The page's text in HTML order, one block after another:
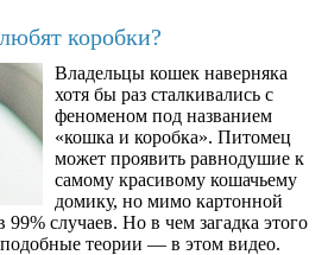
коробки?
Владельцы кошек наверняка
хотя бы раз сталкивались с
феноменом под названием
«кошка и коробка». Питомец
может проявить равнодушие к
самому красивому кошачьему
домику, но мимо картонной
случаев. Но в чем загадка этого
теории — в этом видео.